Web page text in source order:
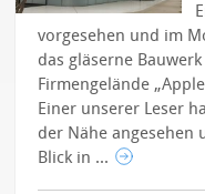
vorgesehen und im
das gläserne
Firmengelände
Einer unserer Leser
der Nähe angesehen
Blick in ...